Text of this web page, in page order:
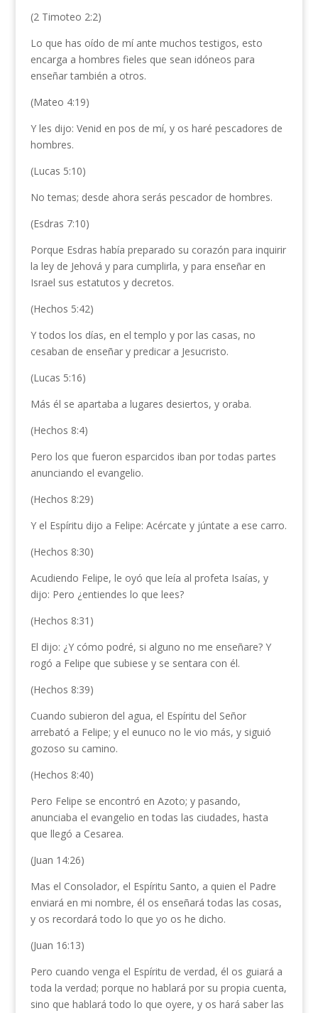
(2 Timoteo 2:2)
Lo que has oído de mí ante muchos testigos, esto
encarga a hombres fieles que sean idóneos para
enseñar también a otros.
(Mateo 4:19)
Y les dijo: Venid en pos de mí, y os haré pescadores de
hombres.
(Lucas 5:10)
No temas; desde ahora serás pescador de hombres.
(Esdras 7:10)
Porque Esdras había preparado su corazón para inquirir
la ley de Jehová y para cumplirla, y para enseñar en
Israel sus estatutos y decretos.
(Hechos 5:42)
Y todos los días, en el templo y por las casas, no
cesaban de enseñar y predicar a Jesucristo.
(Lucas 5:16)
Más él se apartaba a lugares desiertos, y oraba.
(Hechos 8:4)
Pero los que fueron esparcidos iban por todas partes
anunciando el evangelio.
(Hechos 8:29)
Y el Espíritu dijo a Felipe: Acércate y júntate a ese carro.
(Hechos 8:30)
Acudiendo Felipe, le oyó que leía al profeta Isaías, y
dijo: Pero ¿entiendes lo que lees?
(Hechos 8:31)
El dijo: ¿Y cómo podré, si alguno no me enseñare? Y
rogó a Felipe que subiese y se sentara con él.
(Hechos 8:39)
Cuando subieron del agua, el Espíritu del Señor
arrebató a Felipe; y el eunuco no le vio más, y siguió
gozoso su camino.
(Hechos 8:40)
Pero Felipe se encontró en Azoto; y pasando,
anunciaba el evangelio en todas las ciudades, hasta
que llegó a Cesarea.
(Juan 14:26)
Mas el Consolador, el Espíritu Santo, a quien el Padre
enviará en mi nombre, él os enseñará todas las cosas,
y os recordará todo lo que yo os he dicho.
(Juan 16:13)
Pero cuando venga el Espíritu de verdad, él os guiará a
toda la verdad; porque no hablará por su propia cuenta,
sino que hablará todo lo que oyere, y os hará saber las